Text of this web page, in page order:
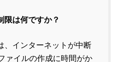
は何ですか？
インターネットが中断
ァイルの作成に時間がか